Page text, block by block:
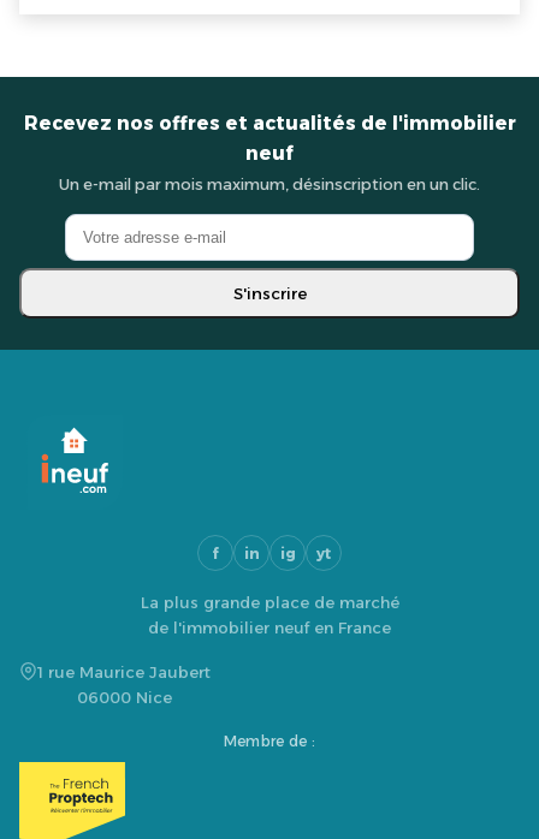
Recevez nos offres et actualités de l'immobilier
neuf
Un e-mail par mois maximum, désinscription en un clic.
S'inscrire
f in ig yt
La plus grande place de marché
de l'immobilier neuf en France
1 rue Maurice Jaubert
06000 Nice
Membre de :